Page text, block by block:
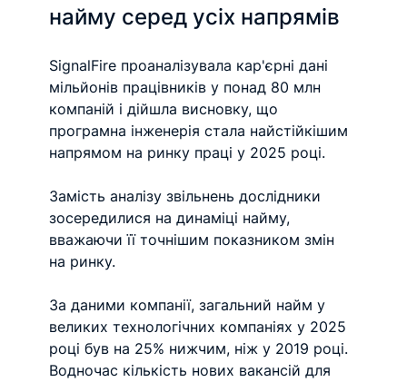
найму серед усіх напрямів
SignalFire проаналізувала кар'єрні дані
мільйонів працівників у понад 80 млн
компаній і дійшла висновку, що
програмна інженерія стала найстійкішим
напрямом на ринку праці у 2025 році.
Замість аналізу звільнень дослідники
зосередилися на динаміці найму,
вважаючи її точнішим показником змін
на ринку.
За даними компанії, загальний найм у
великих технологічних компаніях у 2025
році був на 25% нижчим, ніж у 2019 році.
Водночас кількість нових вакансій для